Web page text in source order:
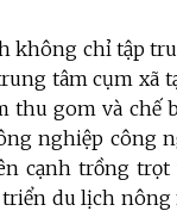
không chỉ tập
tâm cụm xã
gom và chế
nghiệp công
cạnh trồng
du lịch